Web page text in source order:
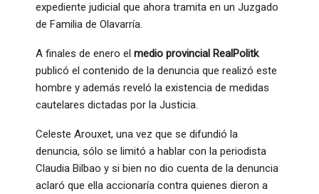
expediente judicial que ahora tramita en un Juzgado
de Familia de Olavarría.
A finales de enero el medio provincial RealPolitk
publicó el contenido de la denuncia que realizó este
hombre y además reveló la existencia de medidas
cautelares dictadas por la Justicia.
Celeste Arouxet, una vez que se difundió la
denuncia, sólo se limitó a hablar con la periodista
Claudia Bilbao y si bien no dio cuenta de la denuncia
aclaró que ella accionaría contra quienes dieron a